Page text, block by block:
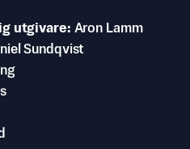
utgivare Aron Lamm
Sundqvist